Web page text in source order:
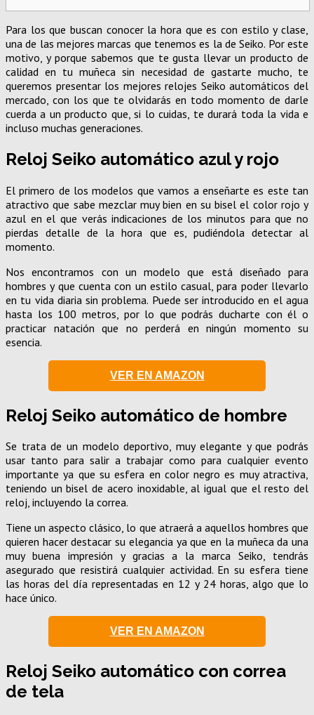
Para los que buscan conocer la hora que es con estilo y clase,
una de las mejores marcas que tenemos es la de Seiko. Por este
motivo, y porque sabemos que te gusta llevar un producto de
calidad en tu muñeca sin necesidad de gastarte mucho, te
queremos presentar los mejores relojes Seiko automáticos del
mercado, con los que te olvidarás en todo momento de darle
cuerda a un producto que, si lo cuidas, te durará toda la vida e
incluso muchas generaciones.
Reloj Seiko automático azul y rojo
El primero de los modelos que vamos a enseñarte es este tan
atractivo que sabe mezclar muy bien en su bisel el color rojo y
azul en el que verás indicaciones de los minutos para que no
pierdas detalle de la hora que es, pudiéndola detectar al
momento.
Nos encontramos con un modelo que está diseñado para
hombres y que cuenta con un estilo casual, para poder llevarlo
en tu vida diaria sin problema. Puede ser introducido en el agua
hasta los 100 metros, por lo que podrás ducharte con él o
practicar natación que no perderá en ningún momento su
esencia.
VER EN AMAZON
Reloj Seiko automático de hombre
Se trata de un modelo deportivo, muy elegante y que podrás
usar tanto para salir a trabajar como para cualquier evento
importante ya que su esfera en color negro es muy atractiva,
teniendo un bisel de acero inoxidable, al igual que el resto del
reloj, incluyendo la correa.
Tiene un aspecto clásico, lo que atraerá a aquellos hombres que
quieren hacer destacar su elegancia ya que en la muñeca da una
muy buena impresión y gracias a la marca Seiko, tendrás
asegurado que resistirá cualquier actividad. En su esfera tiene
las horas del día representadas en 12 y 24 horas, algo que lo
hace único.
VER EN AMAZON
Reloj Seiko automático con correa
de tela